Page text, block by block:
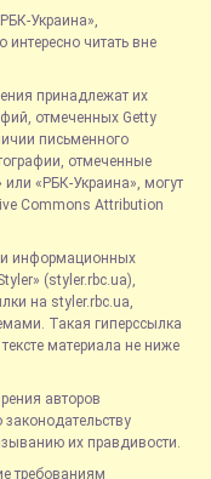
Украина»,
читать вне
принадлежат их
отмеченных Getty
письменного
отмеченные
«РБК-Украина», могут
Commons Attribution
информационных
(styler.rbc.ua),
на styler.rbc.ua,
Такая гиперссылка
материала не ниже
авторов
их правдивости.
требованиям